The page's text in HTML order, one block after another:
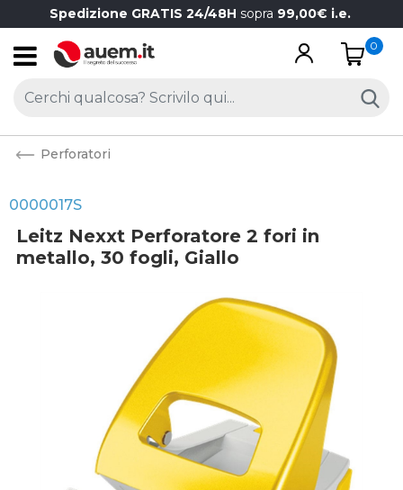
Spedizione GRATIS 24/48H sopra 99,00€ i.e.
Open
0
Perforatori
0000017S
Leitz Nexxt Perforatore 2 fori in
metallo, 30 fogli, Giallo